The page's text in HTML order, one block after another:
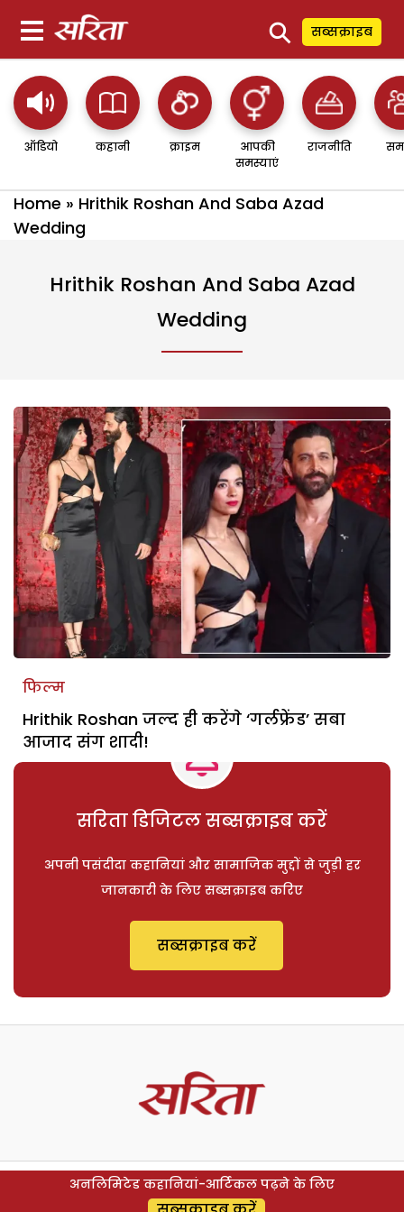
⚲ सब्सक्राइब
ऑडियो कहानी क्राइम
आपकी
समस्याएं
राजनीति
Home » Hrithik Roshan And Saba Azad
Wedding
Hrithik Roshan And Saba Azad
Wedding
फिल्म
Hrithik Roshan जल्द ही करेंगे ‘गर्लफ्रेंड’ सबा
आजाद संग शादी!
सरिता डिजिटल सब्सक्राइब करें
अपनी पसंदीदा कहानियां और सामाजिक मुद्दों से जुड़ी हर
जानकारी के लिए सब्सक्राइब करिए
सब्सक्राइब करें
अनलिमिटेड कहानियां-आर्टिकल पढ़ने के लिए